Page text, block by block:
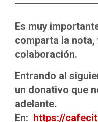
Es muy
comparta la nota,
colaboración.
Entrando al
un donativo que
adelante.
En: https://